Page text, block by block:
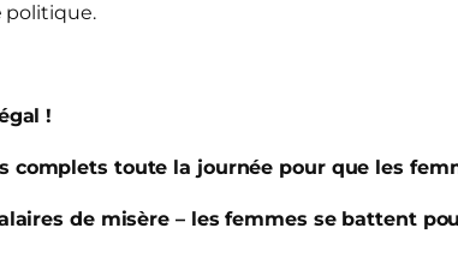
politique.
!
complets toute la journée pour que les
de misère – les femmes se battent